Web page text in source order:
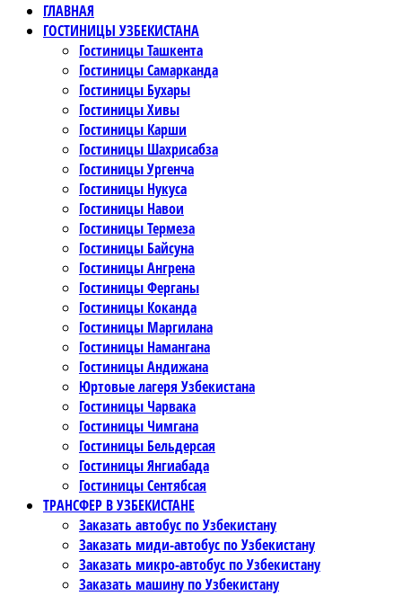
ГЛАВНАЯ
ГОСТИНИЦЫ УЗБЕКИСТАНА
Гостиницы Ташкента
Гостиницы Самарканда
Гостиницы Бухары
Гостиницы Хивы
Гостиницы Карши
Гостиницы Шахрисабза
Гостиницы Ургенча
Гостиницы Нукуса
Гостиницы Навои
Гостиницы Термеза
Гостиницы Байсуна
Гостиницы Ангрена
Гостиницы Ферганы
Гостиницы Коканда
Гостиницы Маргилана
Гостиницы Намангана
Гостиницы Андижана
Юртовые лагеря Узбекистана
Гостиницы Чарвака
Гостиницы Чимгана
Гостиницы Бельдерсая
Гостиницы Янгиабада
Гостиницы Сентябсая
ТРАНСФЕР В УЗБЕКИСТАНЕ
Заказать автобус по Узбекистану
Заказать миди-автобус по Узбекистану
Заказать микро-автобус по Узбекистану
Заказать машину по Узбекистану